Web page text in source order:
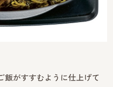
飯がすすむように仕上げて